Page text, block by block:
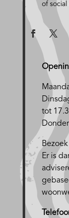
of social
D
tot
Er is